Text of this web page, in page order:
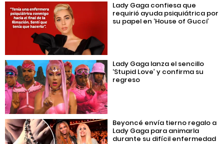
Lady Gaga confiesa que
requirió ayuda psiquiátrica por
su papel en ‘House of Gucci’
Lady Gaga lanza el sencillo
‘Stupid Love’ y confirma su
regreso
Beyoncé envía tierno regalo a
Lady Gaga para animarla
durante su difícil enfermedad